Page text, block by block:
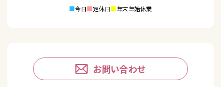
■今日■定休日■年末年始休業
お問い合わせ